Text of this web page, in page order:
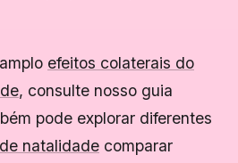
efeitos colaterais do
, consulte nosso guia
pode explorar diferentes
natalidade comparar